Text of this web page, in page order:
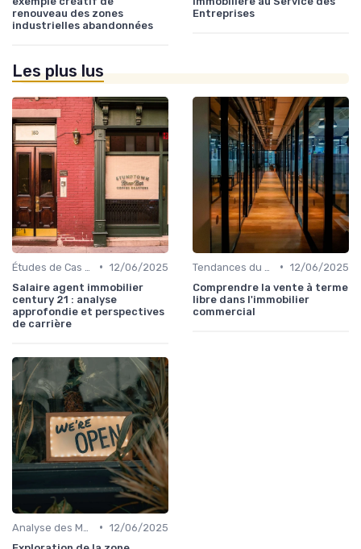
renouveau des zones
industrielles abandonnées
Entreprises
Les plus lus
• 12/06/2025
Salaire agent immobilier
century 21 : analyse
approfondie et perspectives
de carrière
• 12/06/2025
Comprendre la vente à terme
libre dans l'immobilier
commercial
• 12/06/2025